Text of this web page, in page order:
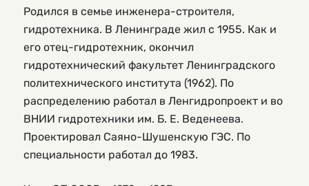
Родился в семье инженера-строителя,
гидротехника. В Ленинграде жил с 1955. Как и
его отец-гидротехник, окончил
гидротехнический факультет Ленинградского
политехнического института (1962). По
распределению работал в Ленгидропроект и во
ВНИИ гидротехники им. Б. Е. Веденеева.
Проектировал Саяно-Шушенскую ГЭС. По
специальности работал до 1983.